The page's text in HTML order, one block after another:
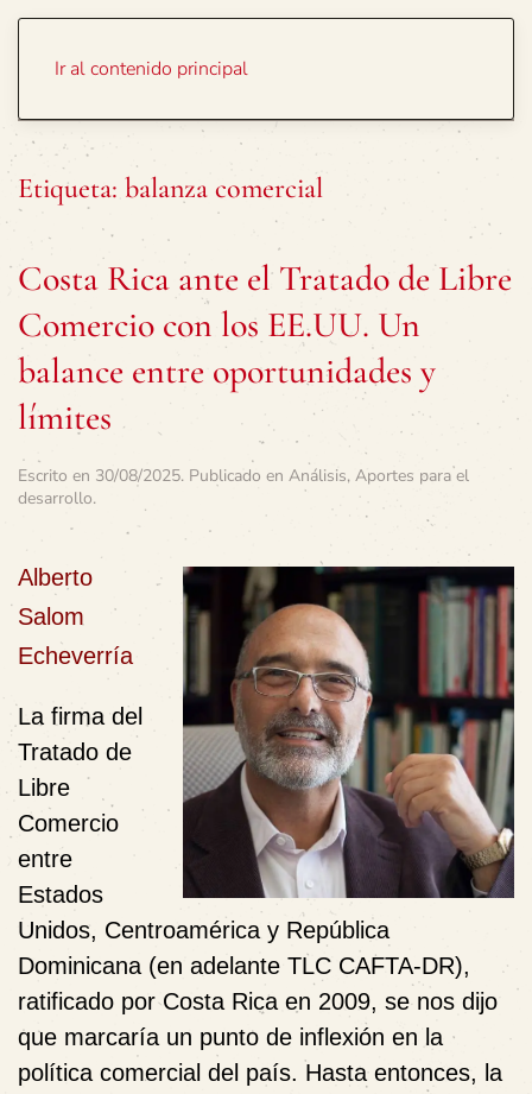
Ir al contenido principal
Etiqueta: balanza comercial
Costa Rica ante el Tratado de Libre
Comercio con los EE.UU. Un
balance entre oportunidades y
límites
Escrito en 30/08/2025. Publicado en Análisis, Aportes para el
desarrollo.
Alberto
Salom
Echeverría
La firma del
Tratado de
Libre
Comercio
entre
Estados
Unidos, Centroamérica y República
Dominicana (en adelante TLC CAFTA-DR),
ratificado por Costa Rica en 2009, se nos dijo
que marcaría un punto de inflexión en la
política comercial del país. Hasta entonces, la